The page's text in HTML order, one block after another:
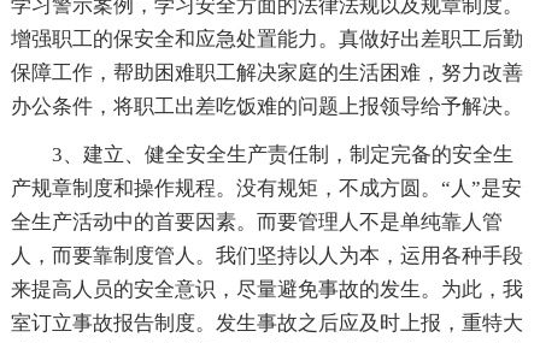
学习警示案例，学习安全方面的法律法规以及规章制度。
增强职工的保安全和应急处置能力。真做好出差职工后勤
保障工作，帮助困难职工解决家庭的生活困难，努力改善
办公条件，将职工出差吃饭难的问题上报领导给予解决。
3、建立、健全安全生产责任制，制定完备的安全生
产规章制度和操作规程。没有规矩，不成方圆。“人”是安
全生产活动中的首要因素。而要管理人不是单纯靠人管
人，而要靠制度管人。我们坚持以人为本，运用各种手段
来提高人员的安全意识，尽量避免事故的发生。为此，我
室订立事故报告制度。发生事故之后应及时上报，重特大